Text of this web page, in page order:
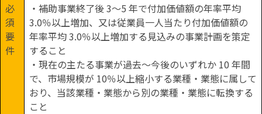
必
須
要
件
・補助事業終了後 3～5 年で付加価値額の年率平均
3.0％以上増加、又は従業員一人当たり付加価値額の
年率平均 3.0％以上増加する見込みの事業計画を策定
すること
・現在の主たる事業が過去～今後のいずれか 10 年間
で、市場規模が 10％以上縮小する業種・業態に属して
おり、当該業種・業態から別の業種・業態に転換する
こと